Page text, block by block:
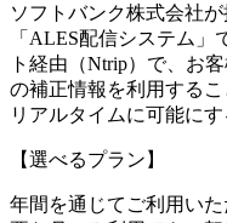
ソフトバンク株式会社
「ALES配信システム
ト経由（Ntrip）で、お
の補正情報を利用する
リアルタイムに可能に
【選べるプラン】
年間を通じてご利用い